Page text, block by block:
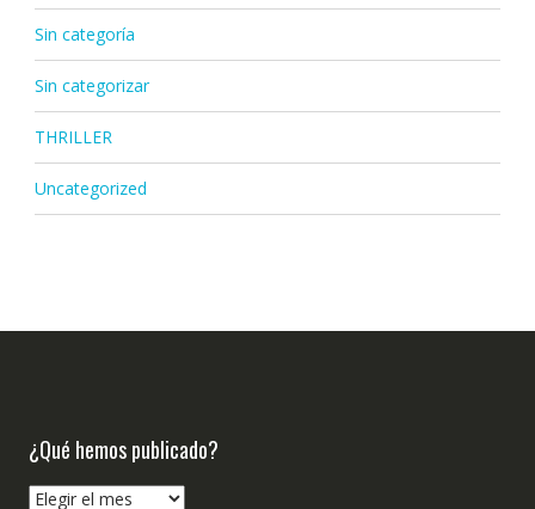
Sin categoría
Sin categorizar
THRILLER
Uncategorized
¿Qué hemos publicado?
¿Qué